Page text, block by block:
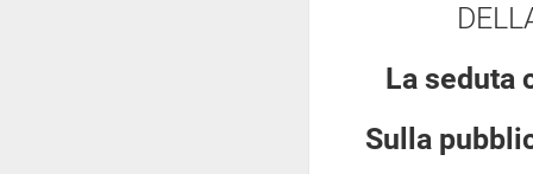
La seduta
Sulla